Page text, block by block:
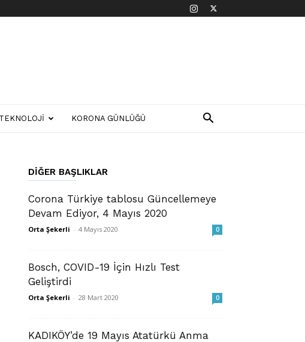
KORONA GÜNLÜĞÜ
DIĞER BAŞLIKLAR
Corona Türkiye tablosu Güncellemeye
Devam Ediyor, 4 Mayıs 2020
Orta Şekerli - 4 Mayıs 2020 0
Bosch, COVID-19 İçin Hızlı Test
Geliştirdi
Orta Şekerli - 28 Mart 2020 0
KADIKÖY’de 19 Mayıs Atatürkü Anma